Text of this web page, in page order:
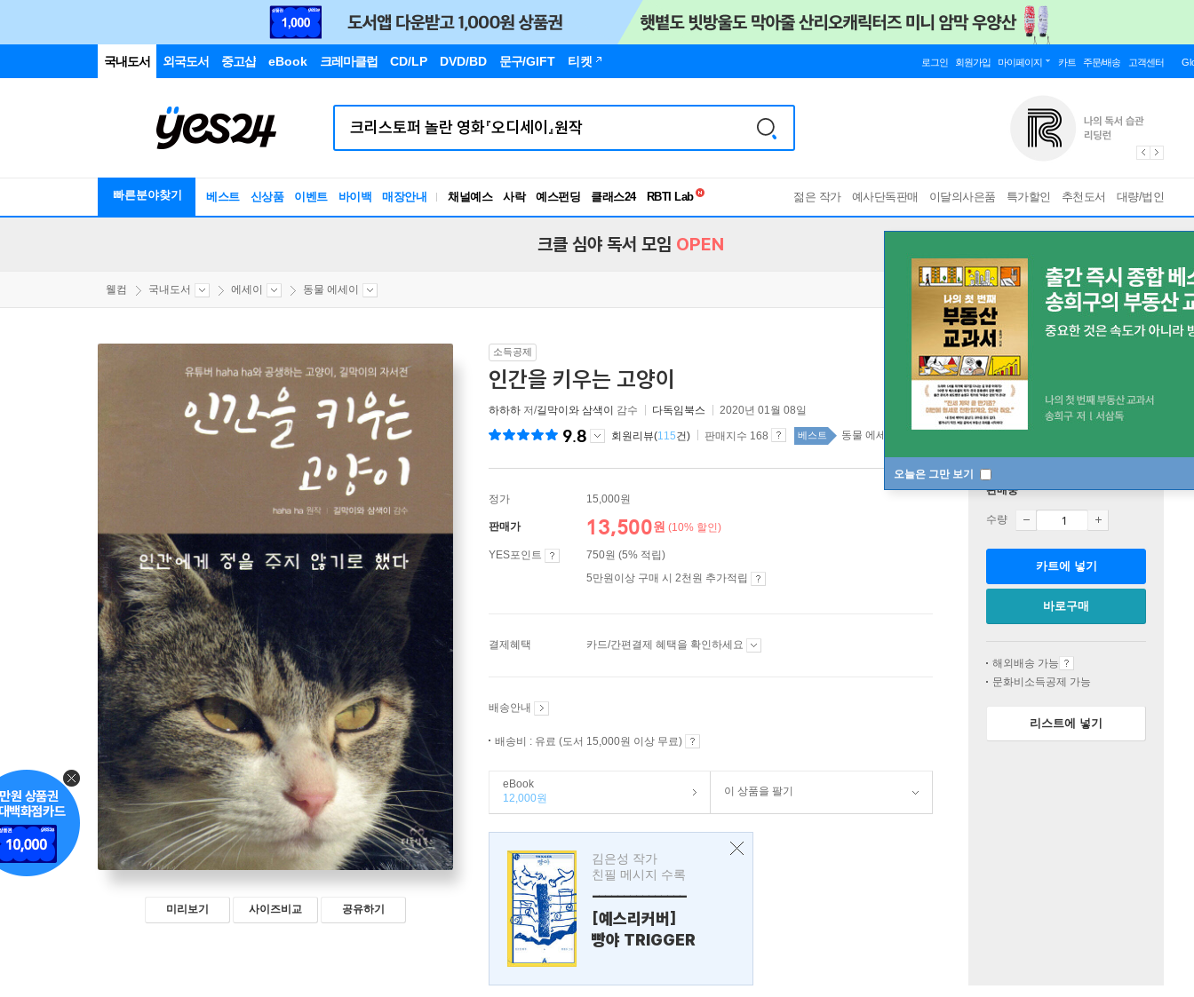
국내도서 외국도서 중고샵 eBook 크레마클럽 CD/LP DVD/BD 문구/GIFT 티켓 로그인 회원가입 마이페이지 카트 주문/배송 고객센터
빠른분야찾기 베스트 신상품 이벤트 바이백 매장안내 채널예스 사락 예스펀딩 클래스24
독서유형검사
젊은 작가 예사단독판매 이달의사은품 특가할인 추천도서 대량/법인
오늘은 그만 보기
크클 심야 독서 모임 OPEN
웰컴 국내도서 에세이 동물 에세이
미리보기 사이즈비교 공유하기
소득공제
인간을 키우는 고양이
하하하 저/길막이와 삼색이 감수 다독임북스 2020년 01월 08일
9.8 회원리뷰(115건) 판매지수 168 베스트 동물 에세이 29위
정가 15,000원
판매가 13,500원 (10% 할인)
YES포인트
750원 (5% 적립)
5만원이상 구매 시 2천원 추가적립
결제혜택 카드/간편결제 혜택을 확인하세요
배송안내
배송비 : 유료 (도서 15,000원 이상 무료)
eBook
12,000원
이 상품을 팔기
김은성 작가
친필 메시지 수록
---------------
[예스리커버]
빵야 TRIGGER
판매중
수량
카트에 넣기
바로구매
해외배송 가능
문화비소득공제 가능
리스트에 넣기